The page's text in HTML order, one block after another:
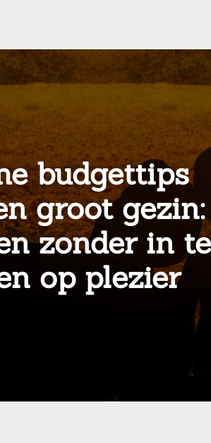
budgettips
groot gezin:
zonder in te
op plezier